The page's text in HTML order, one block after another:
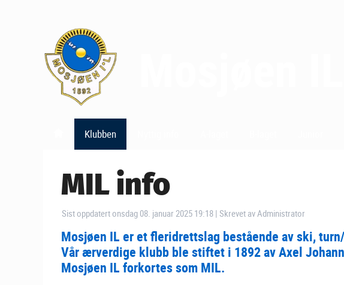
Klubben
MIL info
Sist oppdatert onsdag 08. januar 2025 19:18 | Skrevet av Administrator
Mosjøen IL er et fleridrettslag bestående av ski,
Vår ærverdige klubb ble stiftet i 1892 av Axel
Mosjøen IL forkortes som MIL.